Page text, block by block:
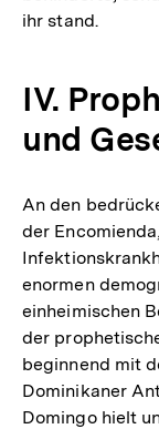
ihr stand.
IV.
und
An den
der
enormen
einheimischen
der
beginnend mit
Dominikaner
Domingo hielt